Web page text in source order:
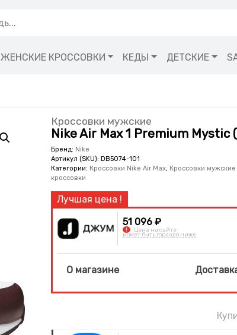
ЖЕНСКИЕ КРОССОВКИ КЕДЫ ДЕТСКИЕ
Кроссовки мужские
Nike Air Max 1 Premium Mystic
Бренд: Nike
Артикул (SKU):DB5074-101
Категории: Кроссовки Nike Air Max, Кроссовки
кроссовки
51 096 ₽
! Цена на сайте
может быть гораздо ниже
О магазине